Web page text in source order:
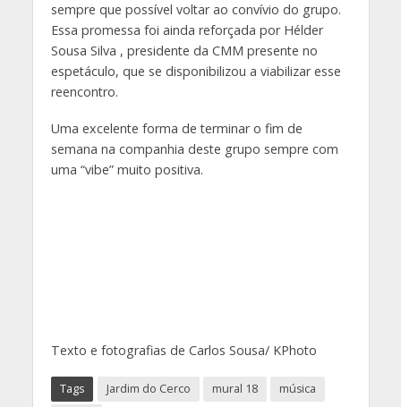
sempre que possível voltar ao convívio do grupo.
Essa promessa foi ainda reforçada por Hélder
Sousa Silva , presidente da CMM presente no
espetáculo, que se disponibilizou a viabilizar esse
reencontro.
Uma excelente forma de terminar o fim de
semana na companhia deste grupo sempre com
uma “vibe” muito positiva.
Texto e fotografias de Carlos Sousa/ KPhoto
Tags Jardim do Cerco mural 18
música